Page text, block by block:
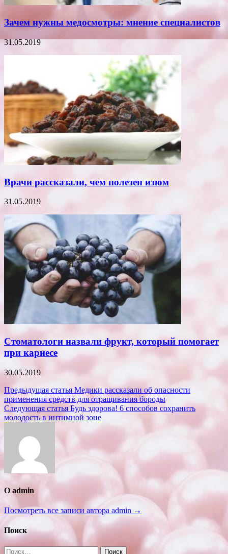
Зачем нужны медосмотры: мнение специалистов
31.05.2019
Врачи рассказали, чем полезен изюм
31.05.2019
Стоматологи назвали фрукт, который помогает
при кариесе
30.05.2019
Навигация
по
записям
Предыдущая статья Медики рассказали об опасности
применения средств для отращивания бороды
Следующая статья Будь здорова! 6 способов сохранить
молодость в интимной зоне
О admin
Посмотреть все записи автора admin →
Поиск
Найти: